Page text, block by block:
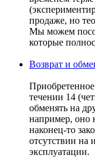
продаже, но
Мы можем
которые
Возврат и
течении 14
обменять на
например, оно
наконец-то
отсутствии на
эксплуатации.